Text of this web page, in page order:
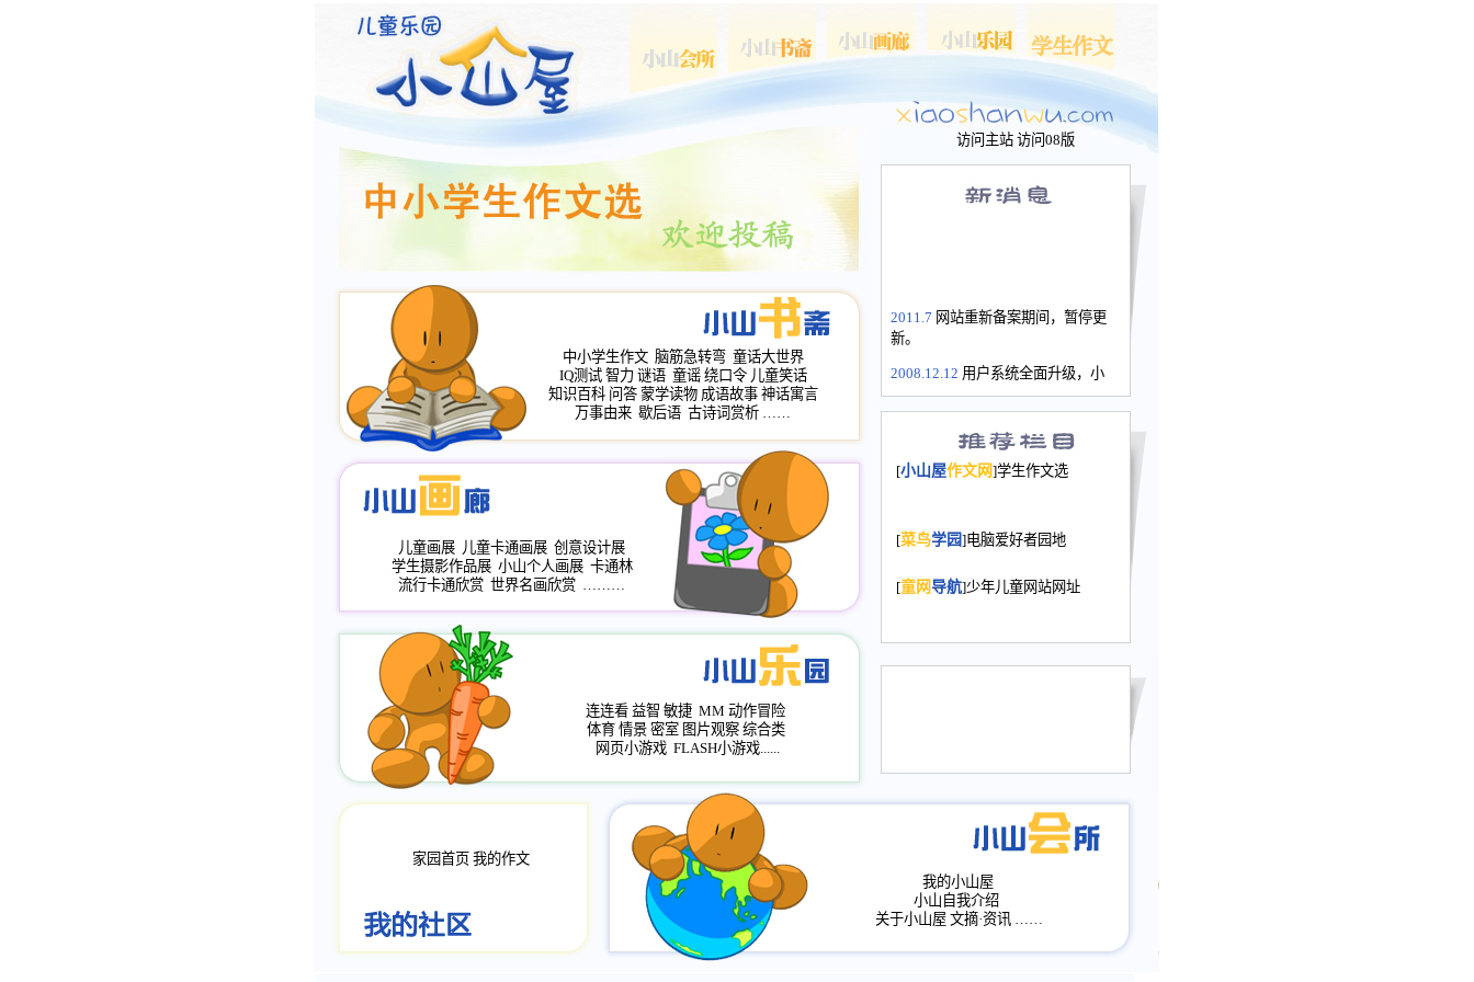
访问主站 访问08版
2011.7 网站重新备案期间，暂停更
新。
2008.12.12 用户系统全面升级，小
山屋主站、作文网、学生作文、家
长会、家园网－个人空间，用户一
次注册全部通行。
2008.12.12家园网正式运行，域
年，2009版提前启用，小山屋全面
小山画廊均增加多个新栏目。。
评分、顶功能，作文宝典改版。
[小山屋作文网]学生作文选
[菜鸟学园]电脑爱好者园地
[童网导航]少年儿童网站网址
中小学生作文 脑筋急转弯 童话大世界
IQ测试 智力 谜语 童谣 绕口令 儿童笑话
知识百科 问答 蒙学读物 成语故事 神话寓言
万事由来 歇后语 古诗词赏析 ……
儿童画展 儿童卡通画展 创意设计展
学生摄影作品展 小山个人画展 卡通林
流行卡通欣赏 世界名画欣赏 ………
连连看 益智 敏捷 MM 动作冒险
体育 情景 密室 图片观察 综合类
网页小游戏 FLASH小游戏......
家园首页 我的作文
我的小山屋
小山自我介绍
关于小山屋 文摘·资讯 ……